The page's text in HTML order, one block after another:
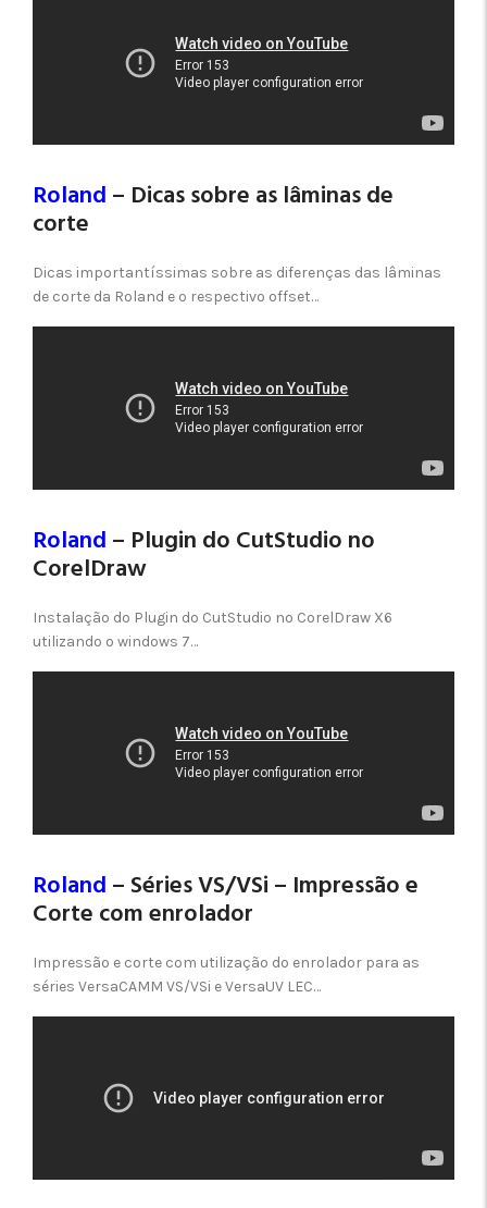
Roland – Dicas sobre as lâminas de
corte
Dicas importantíssimas sobre as diferenças das lâminas
de corte da Roland e o respectivo offset…
Roland – Plugin do CutStudio no
CorelDraw
Instalação do Plugin do CutStudio no CorelDraw X6
utilizando o windows 7…
Roland – Séries VS/VSi – Impressão e
Corte com enrolador
Impressão e corte com utilização do enrolador para as
séries VersaCAMM VS/VSi e VersaUV LEC…